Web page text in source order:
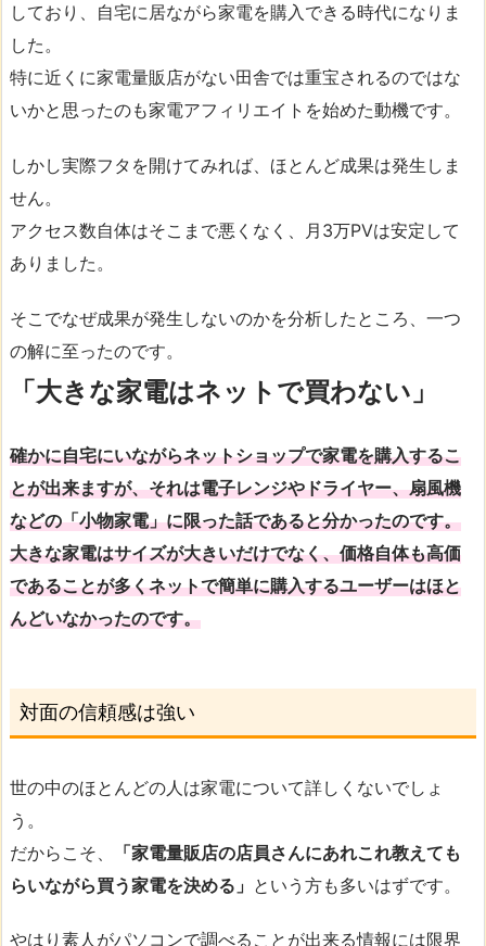
しており、自宅に居ながら家電を購入できる時代になりま
した。
特に近くに家電量販店がない田舎では重宝されるのではな
いかと思ったのも家電アフィリエイトを始めた動機です。
しかし実際フタを開けてみれば、ほとんど成果は発生しま
せん。
アクセス数自体はそこまで悪くなく、月3万PVは安定して
ありました。
そこでなぜ成果が発生しないのかを分析したところ、一つ
の解に至ったのです。
「大きな家電はネットで買わない」
確かに自宅にいながらネットショップで家電を購入するこ
とが出来ますが、それは電子レンジやドライヤー、扇風機
などの「小物家電」に限った話であると分かったのです。
大きな家電はサイズが大きいだけでなく、価格自体も高価
であることが多くネットで簡単に購入するユーザーはほと
んどいなかったのです。
対面の信頼感は強い
世の中のほとんどの人は家電について詳しくないでしょ
う。
だからこそ、
「家電量販店の店員さんにあれこれ教えても
らいながら買う家電を決める」 という方も多いはずです。
やはり素人がパソコンで調べることが出来る情報には限界